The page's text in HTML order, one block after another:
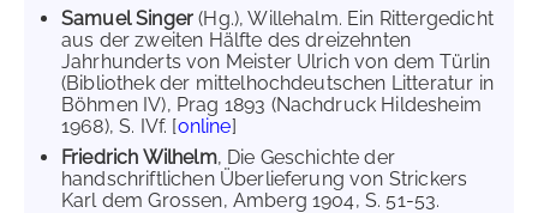
Samuel Singer(Hg.), Willehalm. Ein Rittergedicht
aus der zweiten Hälfte des dreizehnten
Jahrhunderts von Meister Ulrich von dem Türlin
(Bibliothek der mittelhochdeutschen Litteratur in
Böhmen IV), Prag 1893 (Nachdruck Hildesheim
1968), S. IVf. [online]
Friedrich Wilhelm, Die Geschichte der
handschriftlichen Überlieferung von Strickers
Karl dem Grossen, Amberg 1904, S. 51-53.